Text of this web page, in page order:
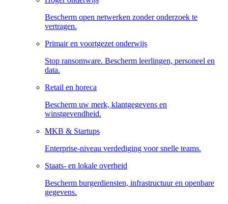
Bescherm open netwerken zonder onderzoek te
vertragen.
Primair en voortgezet onderwijs
Stop ransomware. Bescherm leerlingen, personeel en
data.
Retail en horeca
Bescherm uw merk, klantgegevens en
winstgevendheid.
MKB & Startups
Enterprise-niveau verdediging voor snelle teams.
Staats- en lokale overheid
Bescherm burgerdiensten, infrastructuur en openbare
gegevens.